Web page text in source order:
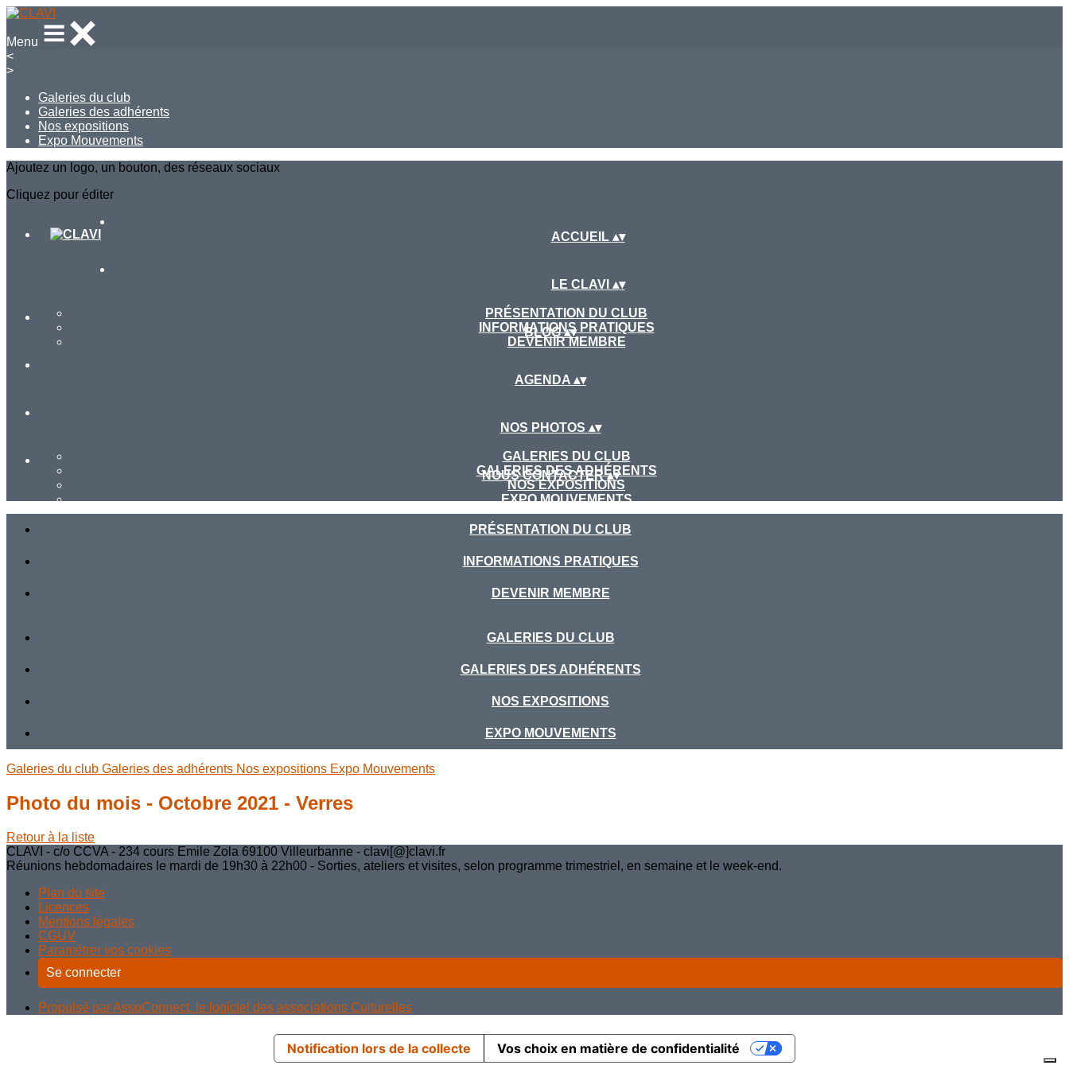
Menu
<
>
Galeries du club
Galeries des adhérents
Nos expositions
Expo Mouvements
Ajoutez un logo, un bouton, des réseaux sociaux
Cliquez pour éditer
ACCUEIL ▴▾
LE CLAVI ▴▾
PRÉSENTATION DU CLUB
INFORMATIONS PRATIQUES
DEVENIR MEMBRE
BLOG▴▾
AGENDA ▴▾
NOS PHOTOS ▴▾
GALERIES DU CLUB
GALERIES DES ADHÉRENTS
NOS EXPOSITIONS
EXPO MOUVEMENTS
NOUS CONTACTER▴▾
PRÉSENTATION DU CLUB
INFORMATIONS PRATIQUES
DEVENIR MEMBRE
GALERIES DU CLUB
GALERIES DES ADHÉRENTS
NOS EXPOSITIONS
EXPO MOUVEMENTS
Galeries du club Galeries des adhérents Nos expositions Expo Mouvements
Photo du mois - Octobre 2021 - Verres
Retour à la liste
CLAVI - c/o CCVA - 234 cours Emile Zola 69100 Villeurbanne - clavi[@]clavi.fr
Réunions hebdomadaires le mardi de 19h30 à 22h00 - Sorties, ateliers et visites, selon programme trimestriel, en semaine et le week-end.
Plan du site
Licences
Mentions légales
CGUV
Paramétrer vos cookies
Se connecter
Propulsé par AssoConnect, le logiciel des associations Culturelles
Notification lors de la collecte Vos choix en matière de confidentialité